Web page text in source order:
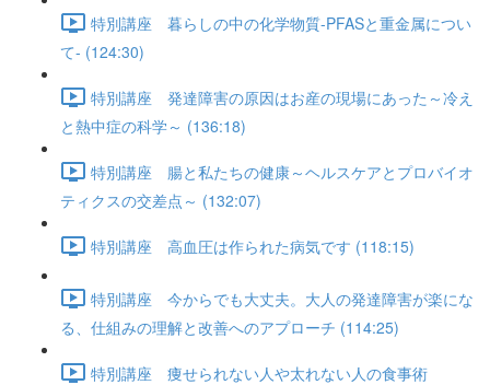
特別講座 暮らしの中の化学物質-PFASと重金属につい
て- (124:30)
特別講座 発達障害の原因はお産の現場にあった～冷え
と熱中症の科学～ (136:18)
特別講座 腸と私たちの健康～ヘルスケアとプロバイオ
ティクスの交差点～ (132:07)
特別講座 高血圧は作られた病気です (118:15)
特別講座 今からでも大丈夫。大人の発達障害が楽にな
る、仕組みの理解と改善へのアプローチ (114:25)
特別講座 痩せられない人や太れない人の食事術